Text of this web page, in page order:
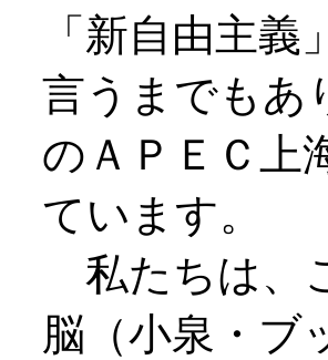
「新自由主
言うまでもあ
のＡＰＥＣ上
ています。
私たちは、
脳（小泉・ブ